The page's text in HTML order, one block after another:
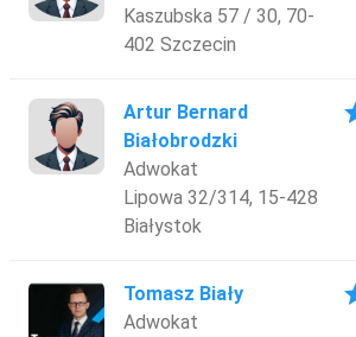
Kaszubska 57 / 30, 70-
402 Szczecin
Artur Bernard
Białobrodzki
Adwokat
Lipowa 32/314, 15-428
Białystok
Tomasz Biały
Adwokat